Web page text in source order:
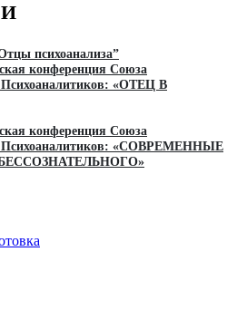
психоанализа”
конференция Союза
«ОТЕЦ В
конференция Союза
Психоаналитиков: «СОВРЕМЕННЫЕ